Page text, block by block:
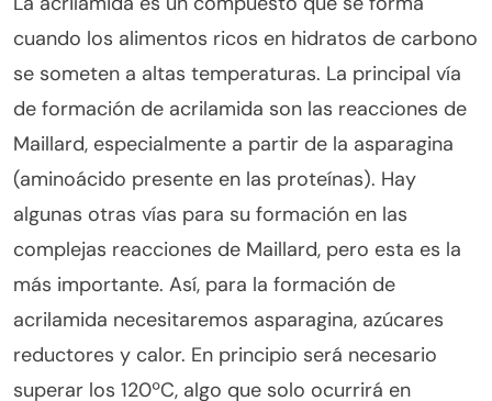
cuando los alimentos ricos en hidratos de carbono
se someten a altas temperaturas. La principal vía
de formación de acrilamida son las reacciones de
Maillard, especialmente a partir de la asparagina
(aminoácido presente en las proteínas). Hay
algunas otras vías para su formación en las
complejas reacciones de Maillard, pero esta es la
más importante. Así, para la formación de
acrilamida necesitaremos asparagina, azúcares
reductores y calor. En principio será necesario
superar los 120ºC, algo que solo ocurrirá en